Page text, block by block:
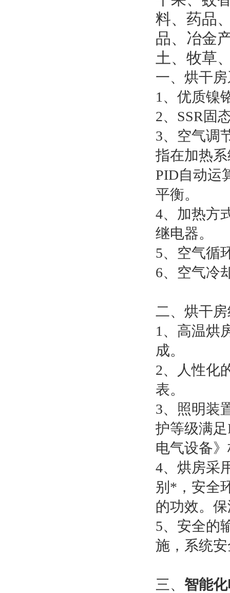
料、药品
品、冶金
土、牧草
一、烘干
1、优质镍
2、SSR固
3、空气调
指在加热
PID自动运
平衡。
4、加热方
继电器。
5、空气循
6、空气冷
二、烘干
1、高温烘
成。
2、人性化
表。
3、照明装
护等级满
电气设备
4、烘房采
别*，安全
的功效。
5、安全的
施，系统
三、 智能